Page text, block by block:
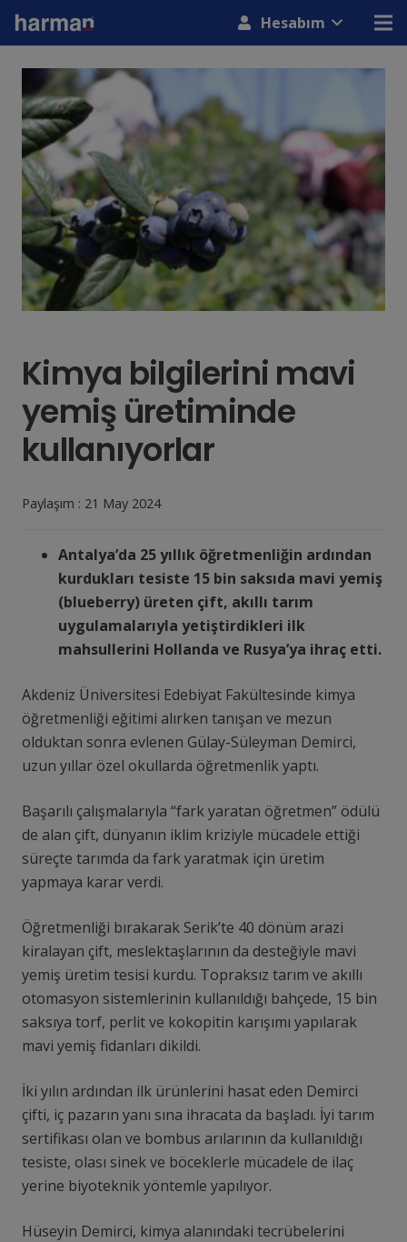
Hesabım
Kimya bilgilerini mavi
yemiş üretiminde
kullanıyorlar
Paylaşım : 21 May 2024
Antalya’da 25 yıllık öğretmenliğin ardından
kurdukları tesiste 15 bin saksıda mavi yemiş
(blueberry) üreten çift, akıllı tarım
uygulamalarıyla yetiştirdikleri ilk
mahsullerini Hollanda ve Rusya’ya ihraç etti.
Akdeniz Üniversitesi Edebiyat Fakültesinde kimya
öğretmenliği eğitimi alırken tanışan ve mezun
olduktan sonra evlenen Gülay-Süleyman Demirci,
uzun yıllar özel okullarda öğretmenlik yaptı.
Başarılı çalışmalarıyla “fark yaratan öğretmen” ödülü
de alan çift, dünyanın iklim kriziyle mücadele ettiği
süreçte tarımda da fark yaratmak için üretim
yapmaya karar verdi.
Öğretmenliği bırakarak Serik’te 40 dönüm arazi
kiralayan çift, meslektaşlarının da desteğiyle mavi
yemiş üretim tesisi kurdu. Topraksız tarım ve akıllı
otomasyon sistemlerinin kullanıldığı bahçede, 15 bin
saksıya torf, perlit ve kokopitin karışımı yapılarak
mavi yemiş fidanları dikildi.
İki yılın ardından ilk ürünlerini hasat eden Demirci
çifti, iç pazarın yanı sına ihracata da başladı. İyi tarım
sertifikası olan ve bombus arılarının da kullanıldığı
tesiste, olası sinek ve böceklerle mücadele de ilaç
yerine biyoteknik yöntemle yapılıyor.
Hüseyin Demirci, kimya alanındaki tecrübelerini
modal-check